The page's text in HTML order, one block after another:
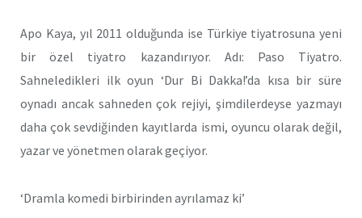
Apo Kaya, yıl 2011 olduğunda ise Türkiye tiyatrosuna yeni
bir özel tiyatro kazandırıyor. Adı: Paso Tiyatro.
Sahneledikleri ilk oyun ‘Dur Bi Dakka!’da kısa bir süre
oynadı ancak sahneden çok rejiyi, şimdilerdeyse yazmayı
daha çok sevdiğinden kayıtlarda ismi, oyuncu olarak değil,
yazar ve yönetmen olarak geçiyor.
‘Dramla komedi birbirinden ayrılamaz ki’